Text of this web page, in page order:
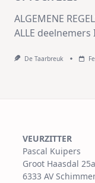
ALGEMENE
ALLE deelnemers
De Taarbreuk
VEURZITTER
Pascal Kuipers
Groot Haasdal 25a
6333 AV